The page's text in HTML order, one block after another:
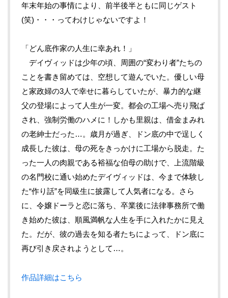
年末年始の事情により、前半後半ともに同じゲスト
(笑)・・・ってわけじゃないですよ！
「どん底作家の人生に幸あれ！
」
デイヴィッドは少年の頃、周囲の“変わり者”たちの
ことを書き留めては、空想して遊んでいた。優しい母
と家政婦の3人で幸せに暮らしていたが、暴力的な継
父の登場によって人生が一変。都会の工場へ売り飛ば
され、強制労働のハメに！しかも里親は、借金まみれ
の老紳士だった…。歳月が過ぎ、ドン底の中で逞しく
成長した彼は、母の死をきっかけに工場から脱走。た
った一人の肉親である裕福な伯母の助けで、上流階級
の名門校に通い始めたデイヴィッドは、今まで体験し
た“作り話”を同級生に披露して人気者になる。さら
に、令嬢ドーラと恋に落ち、卒業後に法律事務所で働
き始めた彼は、順風満帆な人生を手に入れたかに見え
た。だが、彼の過去を知る者たちによって、ドン底に
再び引き戻されようとして…。
作品詳細はこちら